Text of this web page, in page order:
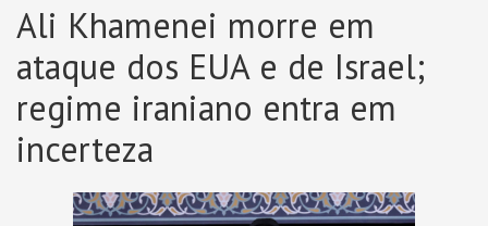
Ali Khamenei morre em
ataque dos EUA e de Israel;
regime iraniano entra em
incerteza